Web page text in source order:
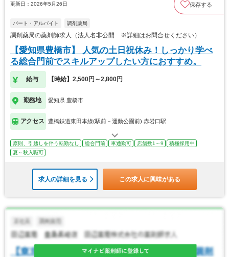
更新日：2026年5月26日 保存する
パート・アルバイト 調剤薬局
調剤薬局の薬剤師求人（法人名非公開 ※詳細はお問合せください）
【愛知県豊橋市】 人気の土日祝休み！しっかり学べ
る総合門前でスキルアップしたい方におすすめ。
給与 【時給】2,500円～2,800円
勤務地 愛知県 豊橋市
アクセス 豊橋鉄道東田本線(駅前－運動公園前) 赤岩口駅
原則、引越しを伴う転勤なし 総合門前 車通勤可 店舗数1～9
積極採用中
夏～秋入職可
求人の詳細を見る この求人に興味がある